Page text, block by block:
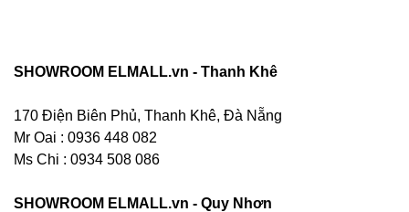
SHOWROOM ELMALL.vn - Thanh Khê
170 Điện Biên Phủ, Thanh Khê, Đà Nẵng
Mr Oai : 0936 448 082
Ms Chi : 0934 508 086
SHOWROOM ELMALL.vn - Quy Nhơn